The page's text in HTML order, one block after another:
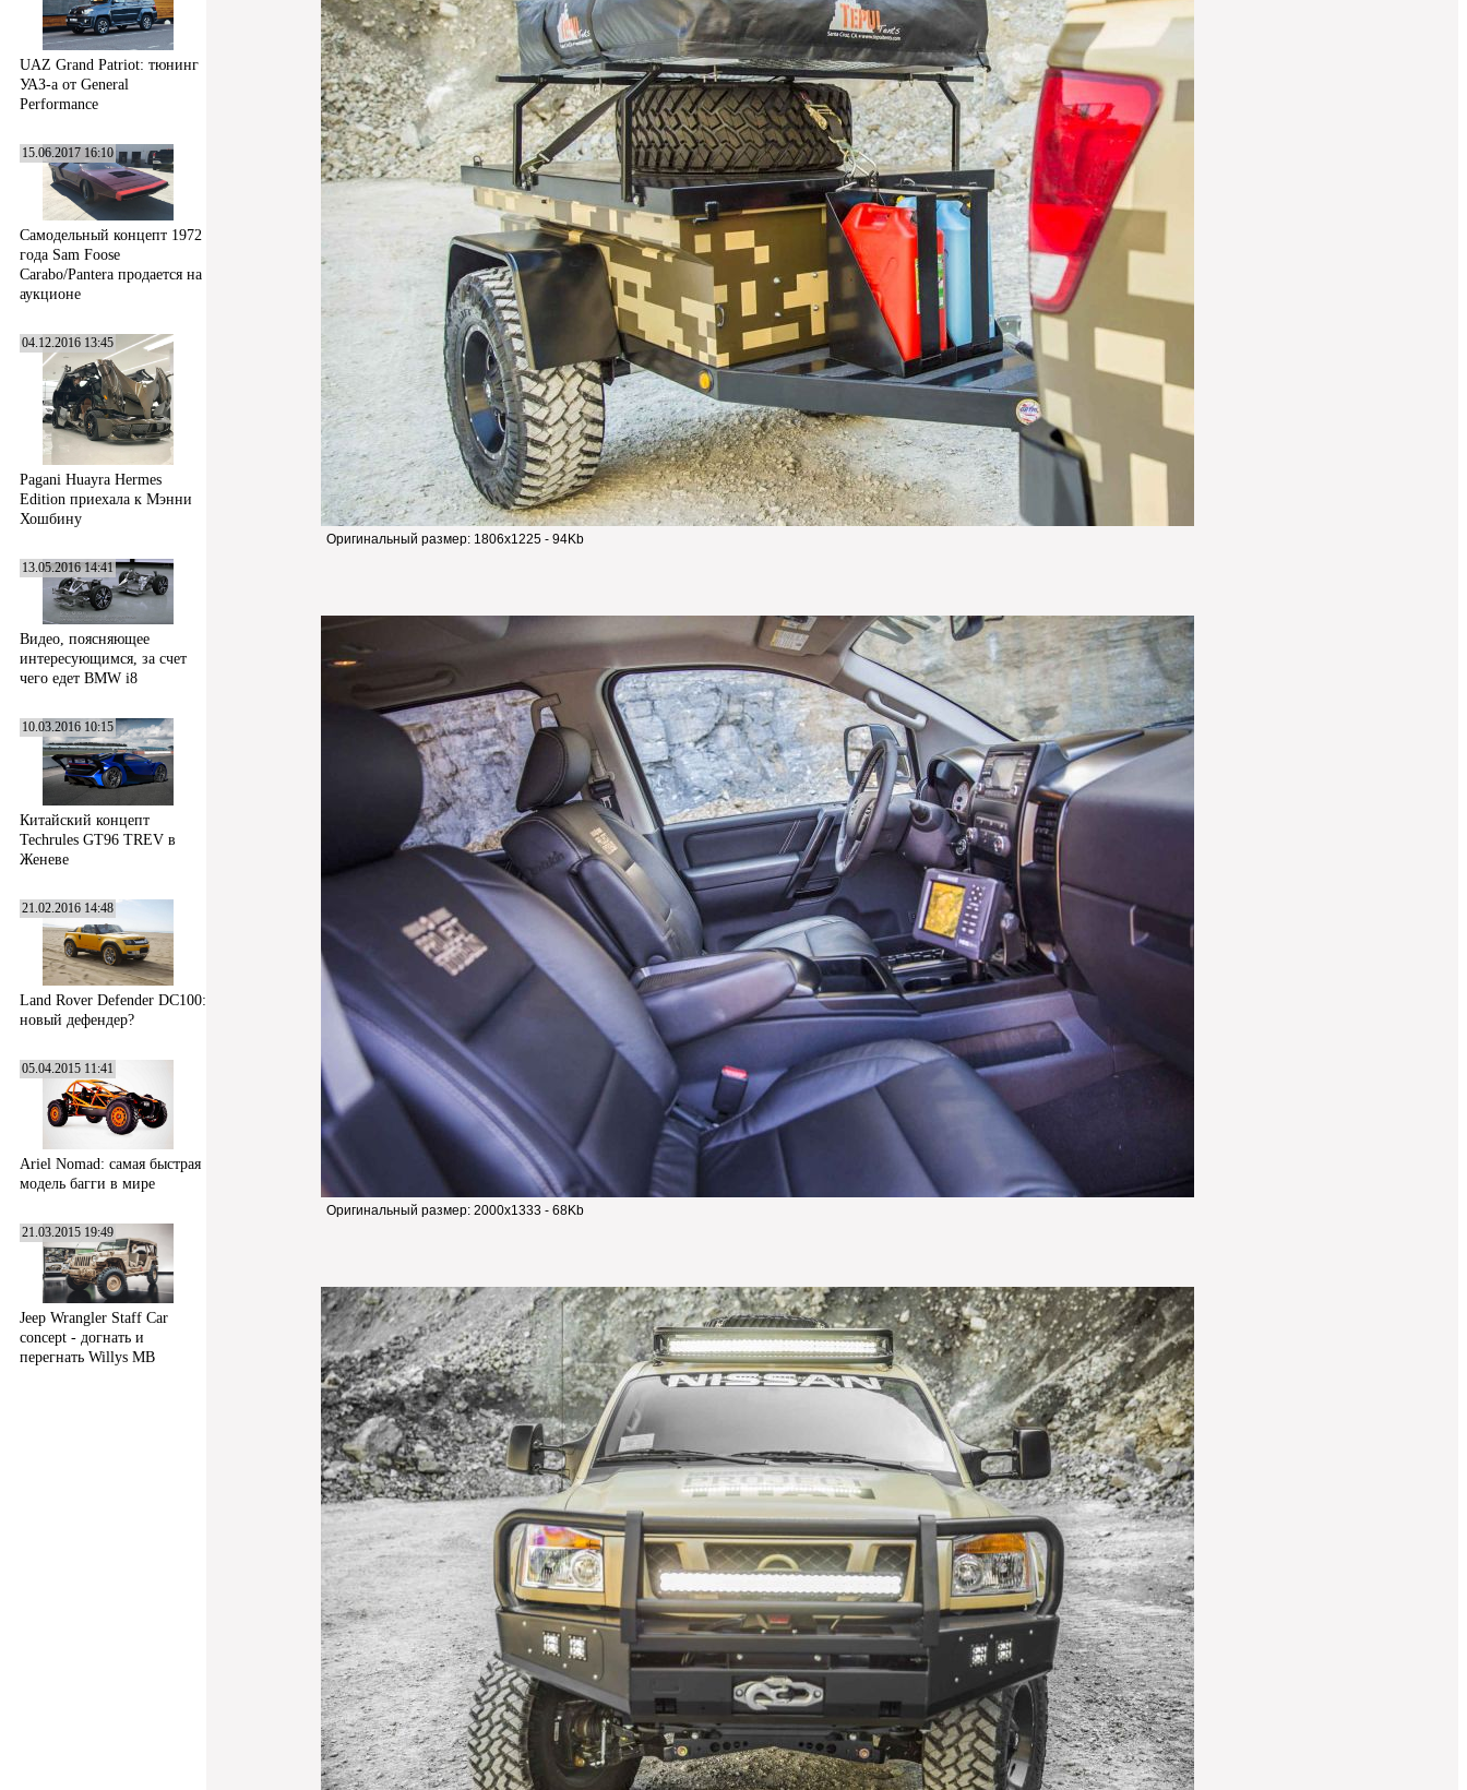
UAZ Grand Patriot: тюнинг
УАЗ-а от General
Performance
15.06.2017 16:10
Самодельный концепт 1972
года Sam Foose
Carabo/Pantera продается на
аукционе
04.12.2016 13:45
Pagani Huayra Hermes
Edition приехала к Мэнни
Хошбину
13.05.2016 14:41
Видео, поясняющее
интересующимся, за счет
чего едет BMW i8
10.03.2016 10:15
Китайский концепт
Techrules GT96 TREV в
Женеве
21.02.2016 14:48
Land Rover Defender DC100:
новый дефендер?
05.04.2015 11:41
Ariel Nomad: самая быстрая
модель багги в мире
21.03.2015 19:49
Jeep Wrangler Staff Car
concept - догнать и
перегнать Willys MB
Оригинальный размер: 1806x1225 - 94Kb
Оригинальный размер: 2000x1333 - 68Kb